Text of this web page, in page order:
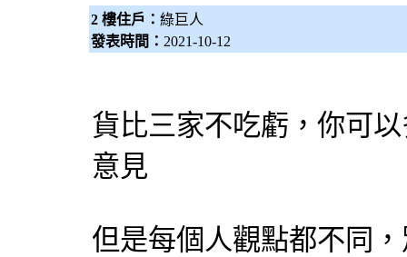
2 樓住戶： 綠巨人
發表時間： 2021-10-12
貨比三家不吃虧，你可
意見
但是每個人觀點都不同